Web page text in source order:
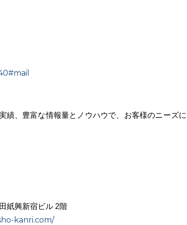
績、豊富な情報量とノウハウで、お客様のニーズに
紙興新宿ビル 2階
kanri.com/